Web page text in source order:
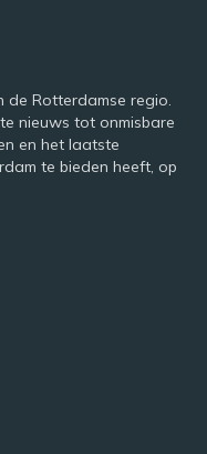
de Rotterdamse regio.
nieuws tot onmisbare
en het laatste
te bieden heeft, op